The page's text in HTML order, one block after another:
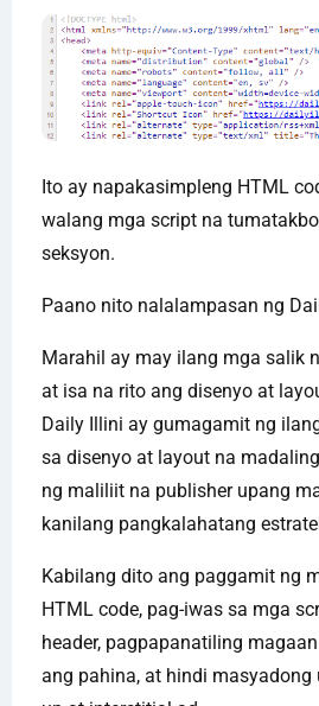
Ito ay napakasimpleng HTML
walang mga script na
seksyon.
Paano nito nalalampasan ng
Marahil ay may ilang mga salik
at isa na rito ang disenyo at
Daily Illini ay gumagamit ng
sa disenyo at layout na
ng maliliit na publisher upang
kanilang pangkalahatang
Kabilang dito ang paggamit ng
HTML code, pag-iwas sa mga
header, pagpapanatiling
ang pahina, at hindi masyadong